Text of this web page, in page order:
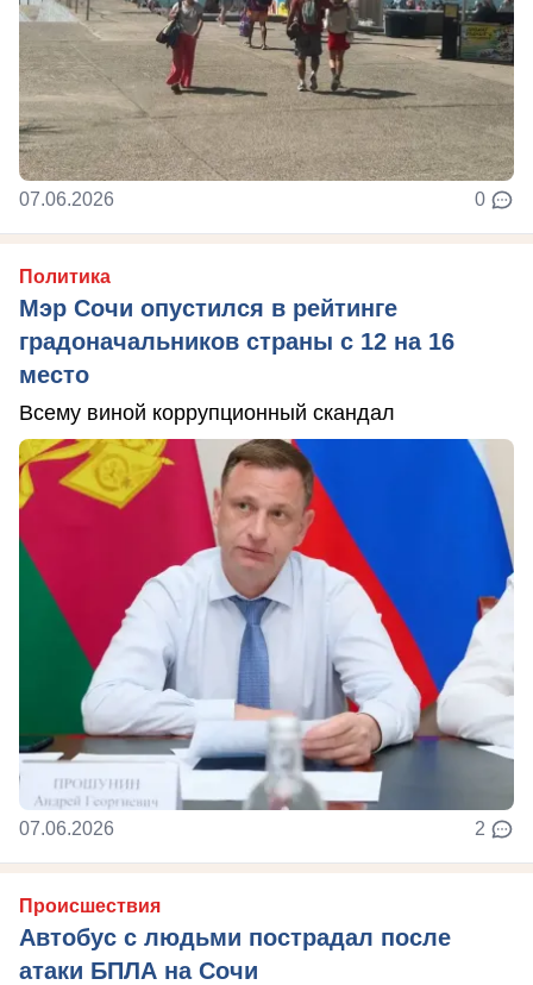
07.06.2026 0
Политика
Мэр Сочи опустился в рейтинге
градоначальников страны с 12 на 16
место
Всему виной коррупционный скандал
07.06.2026 2
Происшествия
Автобус с людьми пострадал после
атаки БПЛА на Сочи